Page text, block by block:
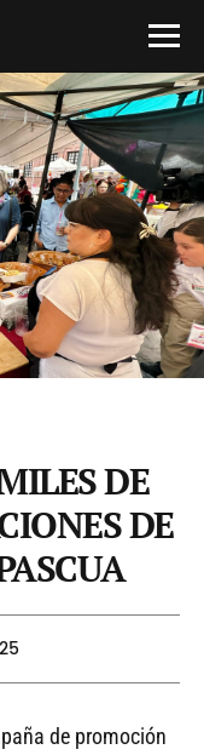
DE
DE
de promoción